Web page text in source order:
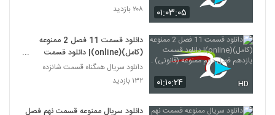
۰۱:۰۳:۰۵
۲۰۸ بازدید
۰۱:۱۰:۲۴ HD
دانلود قسمت 11 فصل 2 ممنوعه
(کامل)(online)| دانلود قسمت
یازدهم فصل دوم ممنوعه (قانونی) .
دانلود سریال همگناه قسمت شانزده
۱۳۲ بازدید
دانلود سریال ممنوعه قسمت نهم فصل